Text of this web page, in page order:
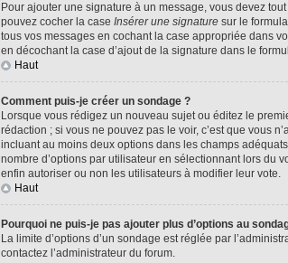
Pour ajouter une signature à un message, vous devez
pouvez cocher la case Insérer une signature sur le
tous vos messages en cochant la case appropriée dans
en décochant la case d’ajout de la signature dans le
Haut
Comment puis-je créer un sondage ?
Lorsque vous rédigez un nouveau sujet ou éditez le
rédaction ; si vous ne pouvez pas le voir, c’est que vous
incluant au moins deux options dans les champs
nombre d’options par utilisateur en sélectionnant lors du
enfin autoriser ou non les utilisateurs à modifier leur vote.
Haut
Pourquoi ne puis-je pas ajouter plus d’options au
La limite d’options d’un sondage est réglée par
contactez l’administrateur du forum.